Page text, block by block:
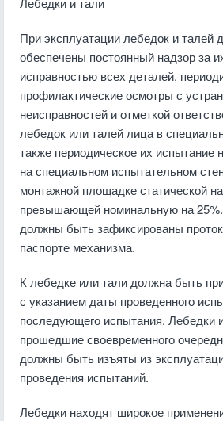
При эксплуатации лебедок и талей
обеспечены постоянный надзор за
исправностью всех деталей,
профилактические осмотры с
неисправностей и отметкой
лебедок или талей лица в
также периодическое их испытание
на специальном испытательном
монтажной площадке статической
превышающей номинальную на
должны быть зафиксированы
паспорте механизма.
К лебедке или тали должна быть
с указанием даты проведенного
последующего испытания. Лебедки
прошедшие своевременного
должны быть изъяты из
проведения испытаний.
Лебедки находят широкое